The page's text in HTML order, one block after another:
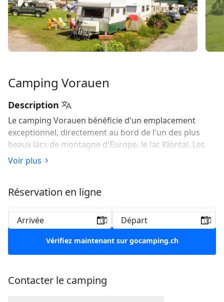
Camping Vorauen
Description
Le camping Vorauen bénéficie d'un emplacement
exceptionnel, directement au bord de l'un des plus
beaux lacs de montagne d'Europe, le lac Klöntal. Les
emplacements ne disposent pas d'électricité.
Cependant, deux emplacements avec branchement
médicale.
Voir plus
Réservation en ligne
Contacter le camping